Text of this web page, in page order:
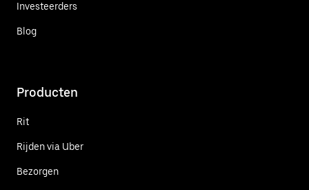
Investeerders
Blog
Producten
Rit
Rijden via Uber
Bezorgen